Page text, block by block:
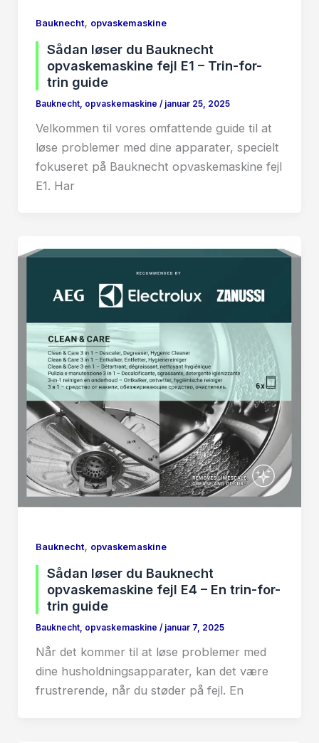
Bauknecht, opvaskemaskine
Sådan løser du Bauknecht
opvaskemaskine fejl E1 – Trin-for-
trin guide
Bauknecht, opvaskemaskine / januar 25, 2025
Velkommen til vores omfattende guide til at
løse problemer med dine apparater, specielt
fokuseret på Bauknecht opvaskemaskine fejl
E1. Har
Bauknecht, opvaskemaskine
Sådan løser du Bauknecht
opvaskemaskine fejl E4 – En trin-for-
trin guide
Bauknecht, opvaskemaskine / januar 7, 2025
Når det kommer til at løse problemer med
dine husholdningsapparater, kan det være
frustrerende, når du støder på fejl. En